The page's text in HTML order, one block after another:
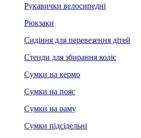
Рукавички велосипедні
Рюкзаки
Сидіння для перевезення дітей
Стенди для збирання коліс
Сумки на кермо
Сумки на пояс
Сумки на раму
Сумки підсідельні